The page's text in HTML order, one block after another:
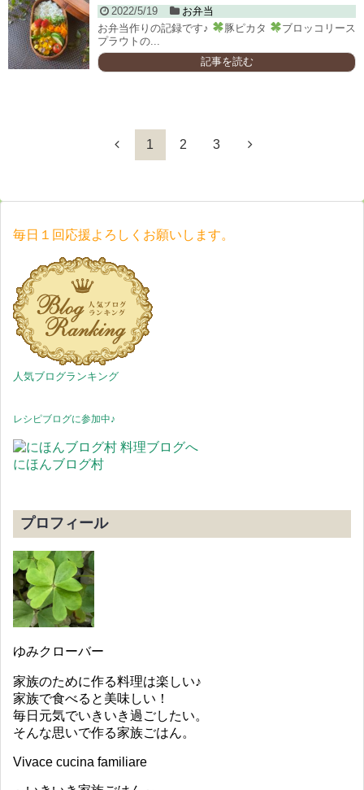
2022/5/19
お弁当
お弁当作りの記録です♪
豚ピカタ
ブロッコリース
プラウトの...
記事を読む
1 2 3
毎日１回応援よろしくお願いします。
人気ブログランキング
レシピブログに参加中♪
にほんブログ村
プロフィール
ゆみクローバー
家族のために作る料理は楽しい♪
家族で食べると美味しい！
毎日元気でいきいき過ごしたい。
そんな思いで作る家族ごはん。
Vivace cucina familiare